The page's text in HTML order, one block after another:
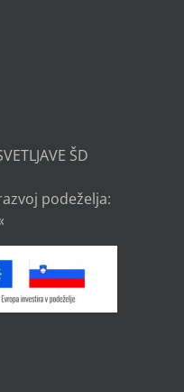
ŠD
podeželja: